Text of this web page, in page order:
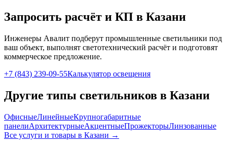
Запросить расчёт и КП в Казани
Инженеры Авалит подберут промышленные светильники под
ваш объект, выполнят светотехнический расчёт и подготовят
коммерческое предложение.
+7 (843) 239-09-55Калькулятор освещения
Другие типы светильников в Казани
ОфисныеЛинейныеКрупногабаритные
панелиАрхитектурныеАкцентныеПрожекторыЛинзованные
Все услуги и товары в Казани →